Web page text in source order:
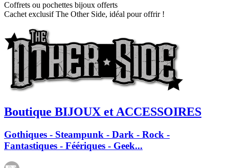
Coffrets ou pochettes bijoux offerts
Cachet exclusif The Other Side, idéal pour offrir !
Boutique BIJOUX et ACCESSOIRES
Gothiques - Steampunk - Dark - Rock -
Fantastiques - Féériques - Geek...